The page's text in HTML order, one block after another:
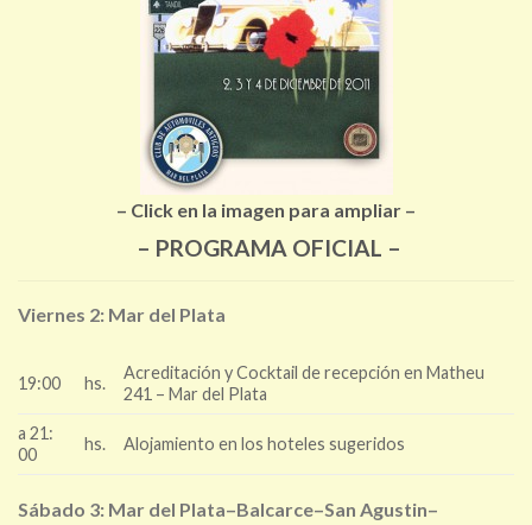
– Click en la imagen para ampliar –
– PROGRAMA OFICIAL –
Viernes 2: Mar del Plata
19:00 hs.
Acreditación y Cocktail de recepción en Matheu
241 – Mar del Plata
a 21:
00
hs. Alojamiento en los hoteles sugeridos
Sábado 3: Mar del Plata–Balcarce–San Agustin–